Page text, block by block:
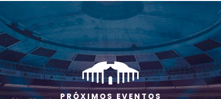
P R Ó X I M O S E V E N T O S